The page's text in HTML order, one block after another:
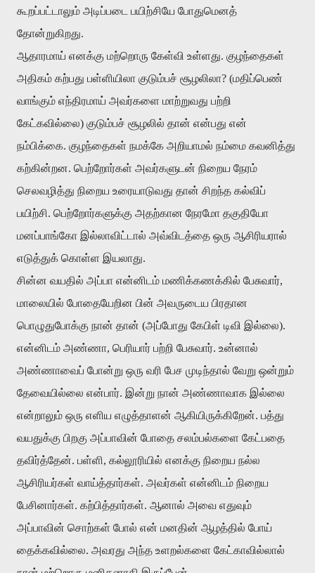
கூறப்பட்டாலும் அடிப்படை பயிற்சியே போதுமெனத்
தோன்றுகிறது.
ஆதாரமாய் எனக்கு மற்றொரு கேள்வி உள்ளது. குழந்தைகள்
அதிகம் கற்பது பள்ளியிலா குடும்பச் சூழலிலா? (மதிப்பெண்
வாங்கும் எந்திரமாய் அவர்களை மாற்றுவது பற்றி
கேட்கவில்லை) குடும்பச் சூழலில் தான் என்பது என்
நம்பிக்கை. குழந்தைகள் நமக்கே அறியாமல் நம்மை கவனித்து
கற்கின்றன. பெற்றோர்கள் அவர்களுடன் நிறைய நேரம்
செலவழித்து நிறைய உரையாடுவது தான் சிறந்த கல்விப்
பயிற்சி. பெற்றோர்களுக்கு அதற்கான நேரமோ தகுதியோ
மனப்பாங்கோ இல்லாவிட்டால் அவ்விடத்தை ஒரு ஆசிரியரால்
எடுத்துக் கொள்ள இயலாது.
சின்ன வயதில் அப்பா என்னிடம் மணிக்கணக்கில் பேசுவார்,
மாலையில் போதையேறின பின் அவருடைய பிரதான
பொழுதுபோக்கு நான் தான் (அப்போது கேபிள் டிவி இல்லை).
என்னிடம் அண்ணா, பெரியார் பற்றி பேசுவார். உன்னால்
அண்ணாவைப் போன்று ஒரு வரி பேச முடிந்தால் வேறு ஒன்றும்
தேவையில்லை என்பார். இன்று நான் அண்ணாவாக இல்லை
என்றாலும் ஒரு எளிய எழுத்தாளன் ஆகியிருக்கிறேன். பத்து
வயதுக்கு பிறகு அப்பாவின் போதை சலம்பல்களை கேட்பதை
தவிர்த்தேன். பள்ளி, கல்லூரியில் எனக்கு நிறைய நல்ல
ஆசிரியர்கள் வாய்த்தார்கள். அவர்கள் என்னிடம் நிறைய
பேசினார்கள். கற்பித்தார்கள். ஆனால் அவை எதுவும்
அப்பாவின் சொற்கள் போல் என் மனதின் ஆழத்தில் போய்
தைக்கவில்லை. அவரது அந்த உளறல்களை கேட்காவில்லால்